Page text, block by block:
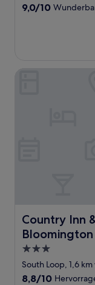
9.0
9,0/10
Country Inn
Country Inn &
3.0-
Sterne-
Unterkunft
South Loop, 1,6
8.8
8,8/10
Country Inn &